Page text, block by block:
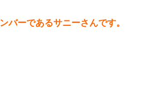
バーであるサニーさんです。